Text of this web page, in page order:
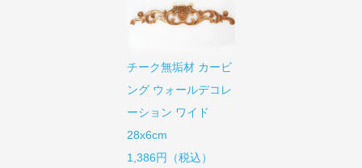
チーク無垢材 カービ
ング ウォールデコレ
ーション ワイド
28x6cm
1,386円（税込）